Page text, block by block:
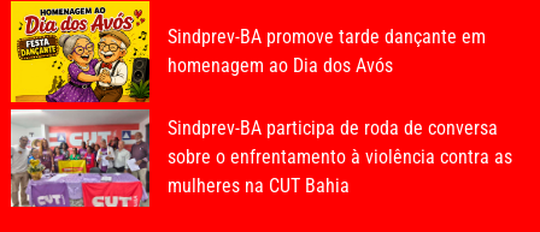
Sindprev-BA promove tarde dançante em
homenagem ao Dia dos Avós
Sindprev-BA participa de roda de conversa
sobre o enfrentamento à violência contra as
mulheres na CUT Bahia